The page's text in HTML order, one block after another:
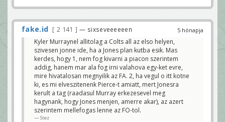
5 hónapja
fake.id 2 141 — sixseveeeeeen
Kyler Murraynel allitolag a Colts all az elso helyen,
szivesen jonne ide, ha a Jones plan kutba esik. Mas
kerdes, hogy 1, nem fog kivarni a piacon szerintem
addig, hanem mar ala fog irni valahova egy-ket evre,
mire hivatalosan megnyilik az FA. 2, ha vegul o itt kotne
ki, es mi elveszitenenk Pierce-t amiatt, mert Jonesra
kerult a tag (raadasul Murray erkezesevel meg
hagynank, hogy Jones menjen, amerre akar), az azert
szerintem mellefogas lenne az FO-tol.
Stez